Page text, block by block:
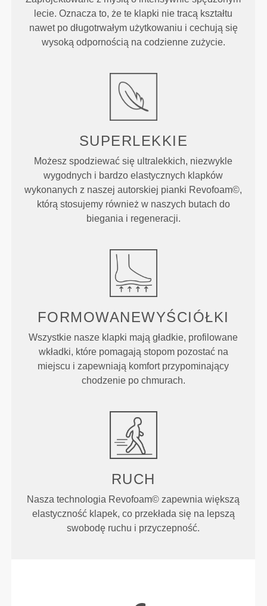
lecie. Oznacza to, że te klapki nie tracą kształtu
nawet po długotrwałym użytkowaniu i cechują się
wysoką odpornością na codzienne zużycie.
SUPERLEKKIE
Możesz spodziewać się ultralekkich, niezwykle
wygodnych i bardzo elastycznych klapków
wykonanych z naszej autorskiej pianki Revofoam©,
którą stosujemy również w naszych butach do
biegania i regeneracji.
FORMOWANEWYŚCIÓŁKI
Wszystkie nasze klapki mają gładkie, profilowane
wkładki, które pomagają stopom pozostać na
miejscu i zapewniają komfort przypominający
chodzenie po chmurach.
RUCH
Nasza technologia Revofoam© zapewnia większą
elastyczność klapek, co przekłada się na lepszą
swobodę ruchu i przyczepność.